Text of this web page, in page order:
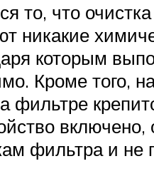
то, что
никакие
которым
Кроме того,
фильтра и